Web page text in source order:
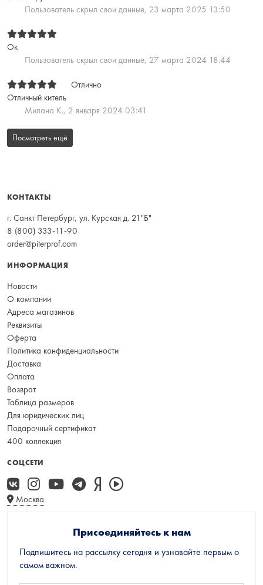
Пользователь скрыл свои данные, 23 марта 2025 13:50
Ок
Пользователь скрыл свои данные, 27 марта 2024 18:44
Отлично
Отличный китель
Милана К., 2 января 2024 03:41
Посмотреть ещё
КОНТАКТЫ
г. Санкт Петербург, ул. Курская д. 21"Б"
8 (800) 333-11-90
order@piterprof.com
ИНФОРМАЦИЯ
Новости
О компании
Адреса магазинов
Реквизиты
Оферта
Политика конфиденциальности
Доставка
Оплата
Возврат
Таблица размеров
Для юридических лиц
Подарочный сертификат
400 коллекция
СОЦСЕТИ
Москва
Присоединяйтесь к нам
Подпишитесь на рассылку сегодня и узнавайте первым о
самом важном.